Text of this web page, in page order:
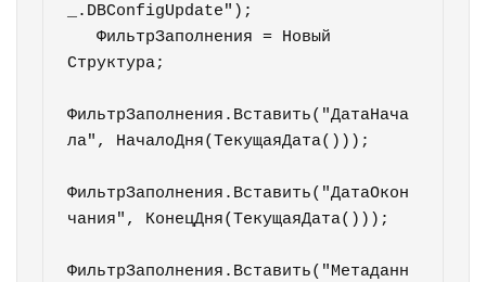
_.DBConfigUpdate");
   ФильтрЗаполнения = Новый
Структура;
ФильтрЗаполнения.Вставить("ДатаНача
ла", НачалоДня(ТекущаяДата()));
ФильтрЗаполнения.Вставить("ДатаОкон
чания", КонецДня(ТекущаяДата()));
ФильтрЗаполнения.Вставить("Метаданн